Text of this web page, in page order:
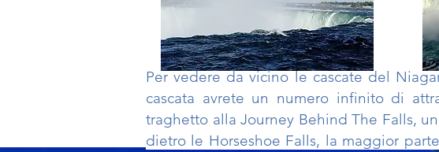
Per vedere da vicino le cascate del
cascata avrete un numero infinito di
traghetto alla Journey Behind The Falls,
dietro le Horseshoe Falls, la maggior